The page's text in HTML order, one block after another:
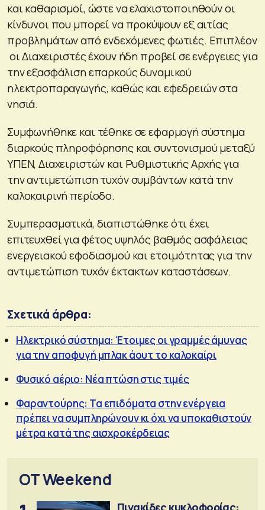
και καθαρισμοί, ώστε να ελαχιστοποιηθούν οι
κίνδυνοι που μπορεί να προκύψουν εξ αιτίας
προβλημάτων από ενδεχόμενες φωτιές. Επιπλέον
οι Διαχειριστές έχουν ήδη προβεί σε ενέργειες για
την εξασφάλιση επαρκούς δυναμικού
ηλεκτροπαραγωγής, καθώς και εφεδρειών στα
νησιά.
Συμφωνήθηκε και τέθηκε σε εφαρμογή σύστημα
διαρκούς πληροφόρησης και συντονισμού μεταξύ
ΥΠΕΝ, Διαχειριστών και Ρυθμιστικής Αρχής για
την αντιμετώπιση τυχόν συμβάντων κατά την
καλοκαιρινή περίοδο.
Συμπερασματικά, διαπιστώθηκε ότι έχει
επιτευχθεί για φέτος υψηλός βαθμός ασφάλειας
ενεργειακού εφοδιασμού και ετοιμότητας για την
αντιμετώπιση τυχόν έκτακτων καταστάσεων.
Σχετικά άρθρα:
Ηλεκτρικό σύστημα: Έτοιμες οι γραμμές άμυνας
για την αποφυγή μπλακ άουτ το καλοκαίρι
Φυσικό αέριο: Νέα πτώση στις τιμές
Φαραντούρης: Τα επιδόματα στην ενέργεια
πρέπει να συμπληρώνουν κι όχι να υποκαθιστούν
μέτρα κατά της αισχροκέρδειας
OT Weekend
Πινακίδες κυκλοφορίας: